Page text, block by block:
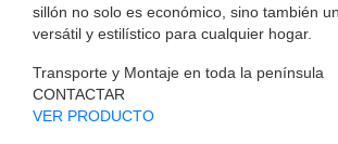
sillón no solo es económico, sino también
versátil y estilístico para cualquier hogar.
Transporte y Montaje en toda la península
CONTACTAR
VER PRODUCTO